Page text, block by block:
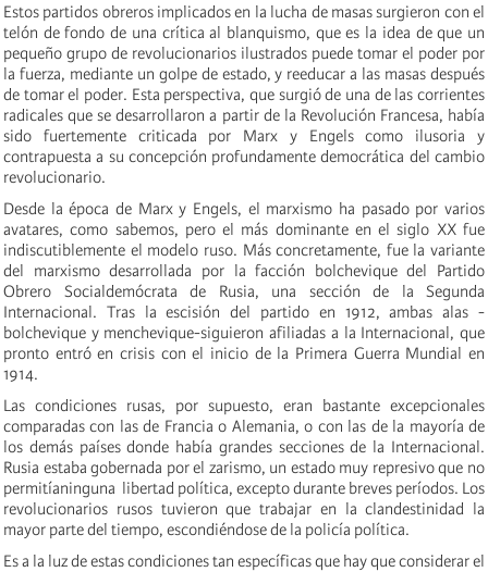
Estos partidos obreros implicados en la lucha de masas surgieron con el
telón de fondo de una crítica al blanquismo, que es la idea de que un
pequeño grupo de revolucionarios ilustrados puede tomar el poder por
la fuerza, mediante un golpe de estado, y reeducar a las masas después
de tomar el poder. Esta perspectiva, que surgió de una de las corrientes
radicales que se desarrollaron a partir de la Revolución Francesa, había
sido fuertemente criticada por Marx y Engels como ilusoria y
contrapuesta a su concepción profundamente democrática del cambio
revolucionario.
Desde la época de Marx y Engels, el marxismo ha pasado por varios
avatares, como sabemos, pero el más dominante en el siglo XX fue
indiscutiblemente el modelo ruso. Más concretamente, fue la variante
del marxismo desarrollada por la facción bolchevique del Partido
Obrero Socialdemócrata de Rusia, una sección de la Segunda
Internacional. Tras la escisión del partido en 1912, ambas alas -
bolchevique y menchevique-siguieron afiliadas a la Internacional, que
pronto entró en crisis con el inicio de la Primera Guerra Mundial en
1914.
Las condiciones rusas, por supuesto, eran bastante excepcionales
comparadas con las de Francia o Alemania, o con las de la mayoría de
los demás países donde había grandes secciones de la Internacional.
Rusia estaba gobernada por el zarismo, un estado muy represivo que no
permitíaninguna libertad política, excepto durante breves períodos. Los
revolucionarios rusos tuvieron que trabajar en la clandestinidad la
mayor parte del tiempo, escondiéndose de la policía política.
Es a la luz de estas condiciones tan específicas que hay que considerar el